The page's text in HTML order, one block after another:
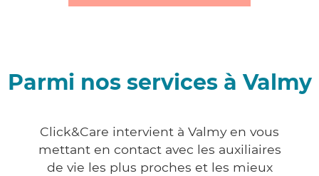
Parmi nos services à Valmy
Click&Care intervient à Valmy en vous
mettant en contact avec les auxiliaires
de vie les plus proches et les mieux